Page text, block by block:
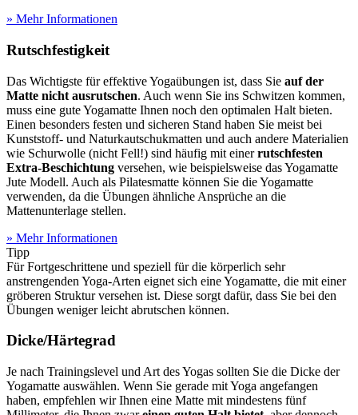
» Mehr Informationen
Rutschfestigkeit
Das Wichtigste für effektive Yogaübungen ist, dass Sie auf der
Matte nicht ausrutschen. Auch wenn Sie ins Schwitzen kommen,
muss eine gute Yogamatte Ihnen noch den optimalen Halt bieten.
Einen besonders festen und sicheren Stand haben Sie meist bei
Kunststoff- und Naturkautschukmatten und auch andere Materialien
wie Schurwolle (nicht Fell!) sind häufig mit einerrutschfesten
Extra-Beschichtung versehen, wie beispielsweise das Yogamatte
Jute Modell. Auch als Pilatesmatte können Sie die Yogamatte
verwenden, da die Übungen ähnliche Ansprüche an die
Mattenunterlage stellen.
» Mehr Informationen
Tipp
Für Fortgeschrittene und speziell für die körperlich sehr
anstrengenden Yoga-Arten eignet sich eine Yogamatte, die mit einer
gröberen Struktur versehen ist. Diese sorgt dafür, dass Sie bei den
Übungen weniger leicht abrutschen können.
Dicke/Härtegrad
Je nach Trainingslevel und Art des Yogas sollten Sie die Dicke der
Yogamatte auswählen. Wenn Sie gerade mit Yoga angefangen
haben, empfehlen wir Ihnen eine Matte mit mindestens fünf